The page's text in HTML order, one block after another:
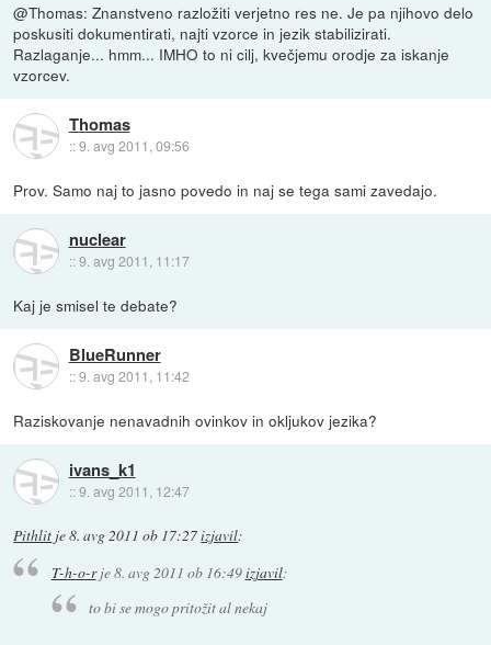
@Thomas: Znanstveno razložiti verjetno res ne. Je pa njihovo delo
poskusiti dokumentirati, najti vzorce in jezik stabilizirati.
Razlaganje... hmm... IMHO to ni cilj, kvečjemu orodje za iskanje
vzorcev.
Thomas
::9. avg 2011, 09:56
Prov. Samo naj to jasno povedo in naj se tega sami zavedajo.
nuclear
::9. avg 2011, 11:17
Kaj je smisel te debate?
BlueRunner
::9. avg 2011, 11:42
Raziskovanje nenavadnih ovinkov in okljukov jezika?
ivans_k1
::9. avg 2011, 12:47
Pithlit je8. avg 2011 ob 17:27izjavil:
T-h-o-rje8. avg 2011 ob 16:49izjavil:
to bi se mogo pritožit al nekaj